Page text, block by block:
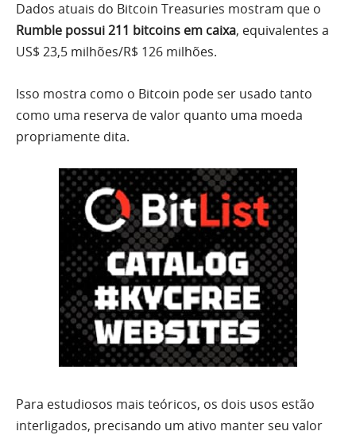
Dados atuais do Bitcoin Treasuries mostram que o
Rumble possui 211 bitcoins em caixa, equivalentes a
US$ 23,5 milhões/R$ 126 milhões.
Isso mostra como o Bitcoin pode ser usado tanto
como uma reserva de valor quanto uma moeda
propriamente dita.
Para estudiosos mais teóricos, os dois usos estão
interligados, precisando um ativo manter seu valor